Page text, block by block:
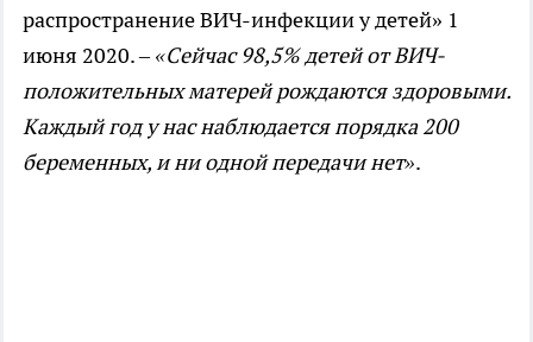
распространение ВИЧ-инфекции у детей» 1
июня 2020. –«Сейчас 98,5% детей от ВИЧ-
положительных матерей рождаются здоровыми.
Каждый год у нас наблюдается порядка 200
беременных, и ни одной передачи нет».